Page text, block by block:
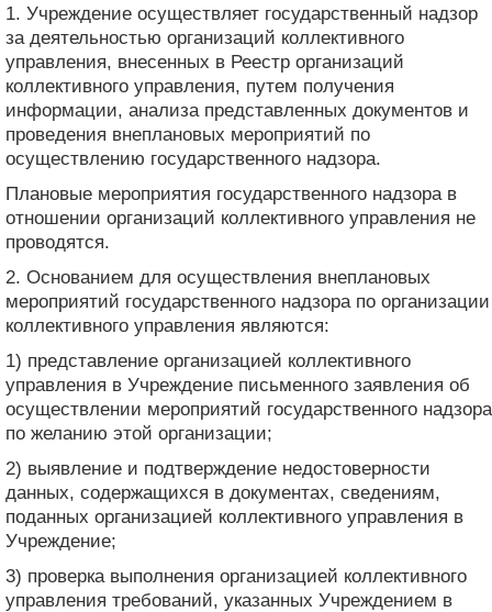
1. Учреждение осуществляет государственный надзор
за деятельностью организаций коллективного
управления, внесенных в Реестр организаций
коллективного управления, путем получения
информации, анализа представленных документов и
проведения внеплановых мероприятий по
осуществлению государственного надзора.
Плановые мероприятия государственного надзора в
отношении организаций коллективного управления не
проводятся.
2. Основанием для осуществления внеплановых
мероприятий государственного надзора по организации
коллективного управления являются:
1) представление организацией коллективного
управления в Учреждение письменного заявления об
осуществлении мероприятий государственного надзора
по желанию этой организации;
2) выявление и подтверждение недостоверности
данных, содержащихся в документах, сведениям,
поданных организацией коллективного управления в
Учреждение;
3) проверка выполнения организацией коллективного
управления требований, указанных Учреждением в